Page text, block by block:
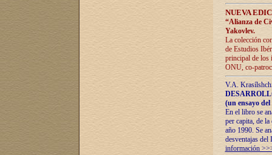
NUEVA
“Alianza de
Yakovlev.
La colección
de Estudios
principal de los
ONU, co-
V.A.
(un ensayo
En el libro se
per capita, de
año 1990. Se
desventajas
información